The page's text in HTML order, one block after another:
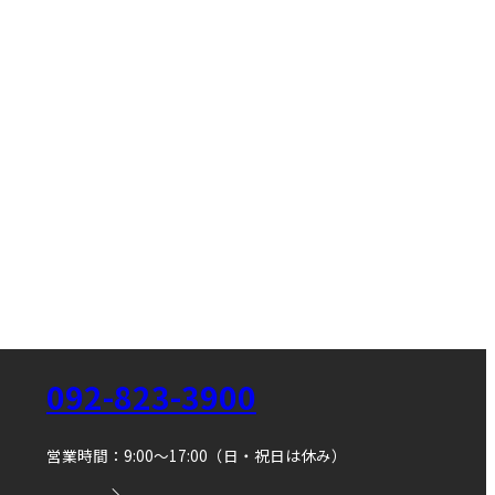
092-823-3900
営業時間：9:00～17:00（日・祝日は休み）